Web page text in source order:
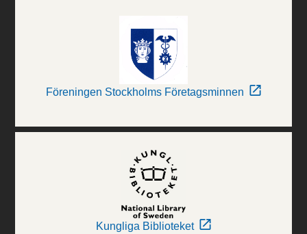
Föreningen Stockholms Företagsminnen
Kungliga Biblioteket